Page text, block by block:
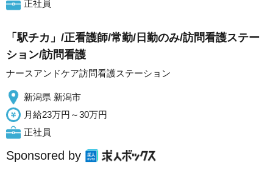
正社員
「駅チカ」/正看護師/常勤/日勤のみ/訪問看護ステー
ション/訪問看護
ナースアンドケア訪問看護ステーション
新潟県 新潟市
月給23万円～30万円
正社員
Sponsored by